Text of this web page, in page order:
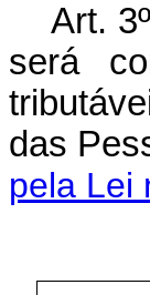
Art.
será
das
pela Lei